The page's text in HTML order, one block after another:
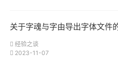
关于字魂与字由导出字体文件
经验之谈
2023-11-07